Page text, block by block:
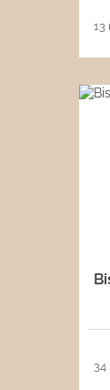
13
34